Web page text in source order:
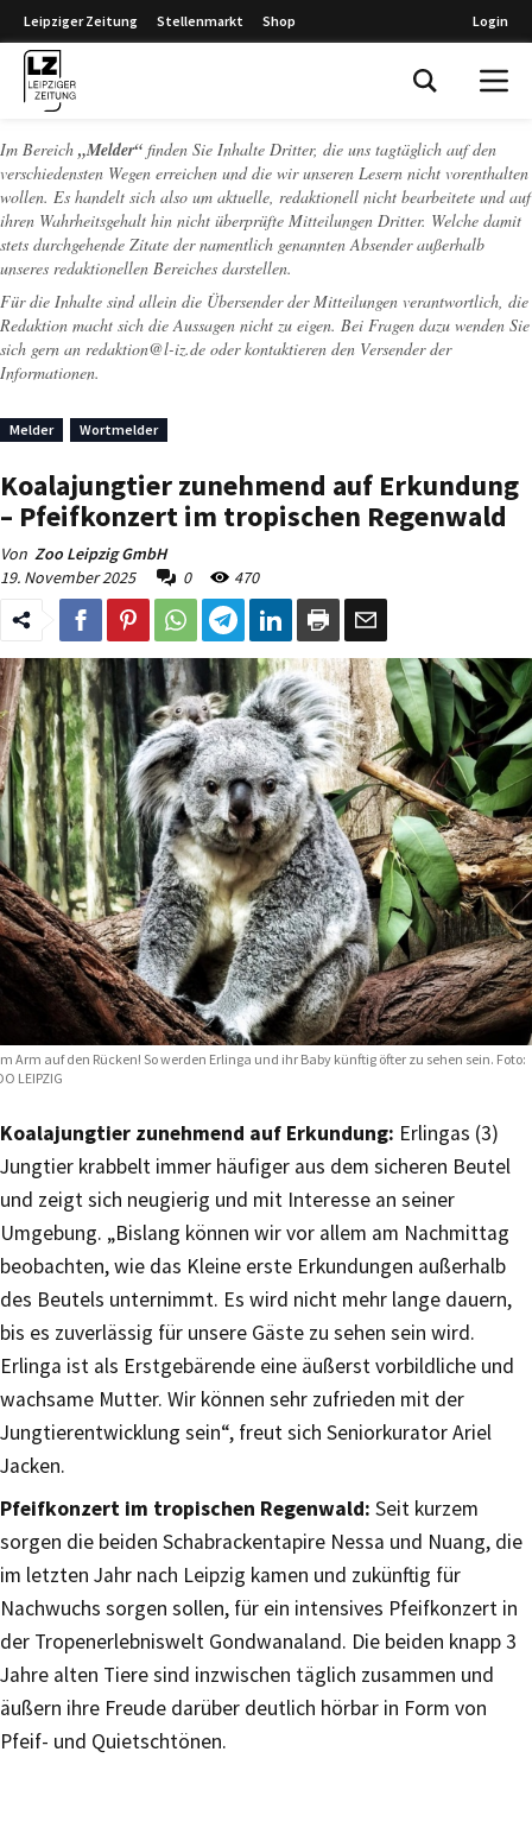
Leipziger Zeitung Stellenmarkt Shop Login
Im Bereich „Melder“ finden Sie Inhalte Dritter, die uns tagtäglich auf den
verschiedensten Wegen erreichen und die wir unseren Lesern nicht vorenthalten
wollen. Es handelt sich also um aktuelle, redaktionell nicht bearbeitete und auf
ihren Wahrheitsgehalt hin nicht überprüfte Mitteilungen Dritter. Welche damit
stets durchgehende Zitate der namentlich genannten Absender außerhalb
unseres redaktionellen Bereiches darstellen.
Für die Inhalte sind allein die Übersender der Mitteilungen verantwortlich, die
Redaktion macht sich die Aussagen nicht zu eigen. Bei Fragen dazu wenden Sie
sich gern an redaktion@l-iz.de oder kontaktieren den Versender der
Informationen.
Melder Wortmelder
Koalajungtier zunehmend auf Erkundung
– Pfeifkonzert im tropischen Regenwald
Von Zoo Leipzig GmbH
19. November 2025
0 470
Arm auf den Rücken! So werden Erlinga und ihr Baby künftig öfter zu sehen sein. Foto:
LEIPZIG
Koalajungtier zunehmend auf Erkundung: Erlingas (3)
Jungtier krabbelt immer häufiger aus dem sicheren Beutel
und zeigt sich neugierig und mit Interesse an seiner
Umgebung. „Bislang können wir vor allem am Nachmittag
beobachten, wie das Kleine erste Erkundungen außerhalb
des Beutels unternimmt. Es wird nicht mehr lange dauern,
bis es zuverlässig für unsere Gäste zu sehen sein wird.
Erlinga ist als Erstgebärende eine äußerst vorbildliche und
wachsame Mutter. Wir können sehr zufrieden mit der
Jungtierentwicklung sein“, freut sich Seniorkurator Ariel
Jacken.
Pfeifkonzert im tropischen Regenwald: Seit kurzem
sorgen die beiden Schabrackentapire Nessa und Nuang, die
im letzten Jahr nach Leipzig kamen und zukünftig für
Nachwuchs sorgen sollen, für ein intensives Pfeifkonzert in
der Tropenerlebniswelt Gondwanaland. Die beiden knapp 3
Jahre alten Tiere sind inzwischen täglich zusammen und
äußern ihre Freude darüber deutlich hörbar in Form von
Pfeif- und Quietschtönen.